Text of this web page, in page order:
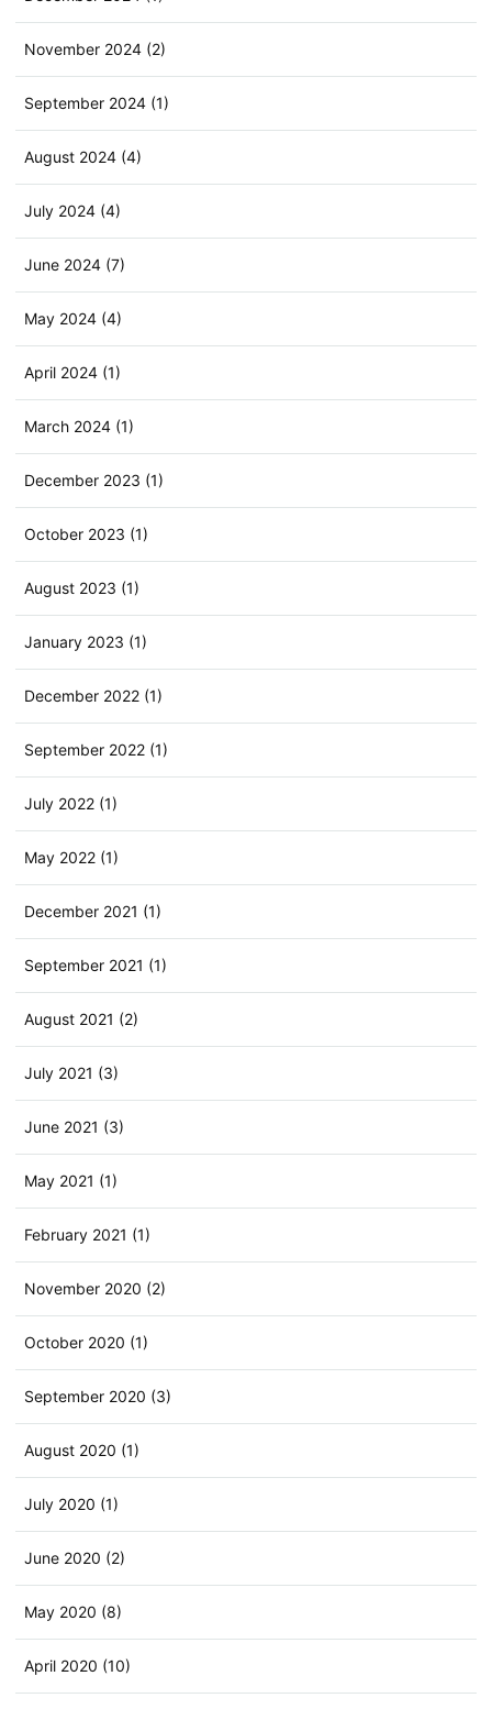
November 2024 (2)
September 2024 (1)
August 2024 (4)
July 2024 (4)
June 2024 (7)
May 2024 (4)
April 2024 (1)
March 2024 (1)
December 2023 (1)
October 2023 (1)
August 2023 (1)
January 2023 (1)
December 2022 (1)
September 2022 (1)
July 2022 (1)
May 2022 (1)
December 2021 (1)
September 2021 (1)
August 2021 (2)
July 2021 (3)
June 2021 (3)
May 2021 (1)
February 2021 (1)
November 2020 (2)
October 2020 (1)
September 2020 (3)
August 2020 (1)
July 2020 (1)
June 2020 (2)
May 2020 (8)
April 2020 (10)